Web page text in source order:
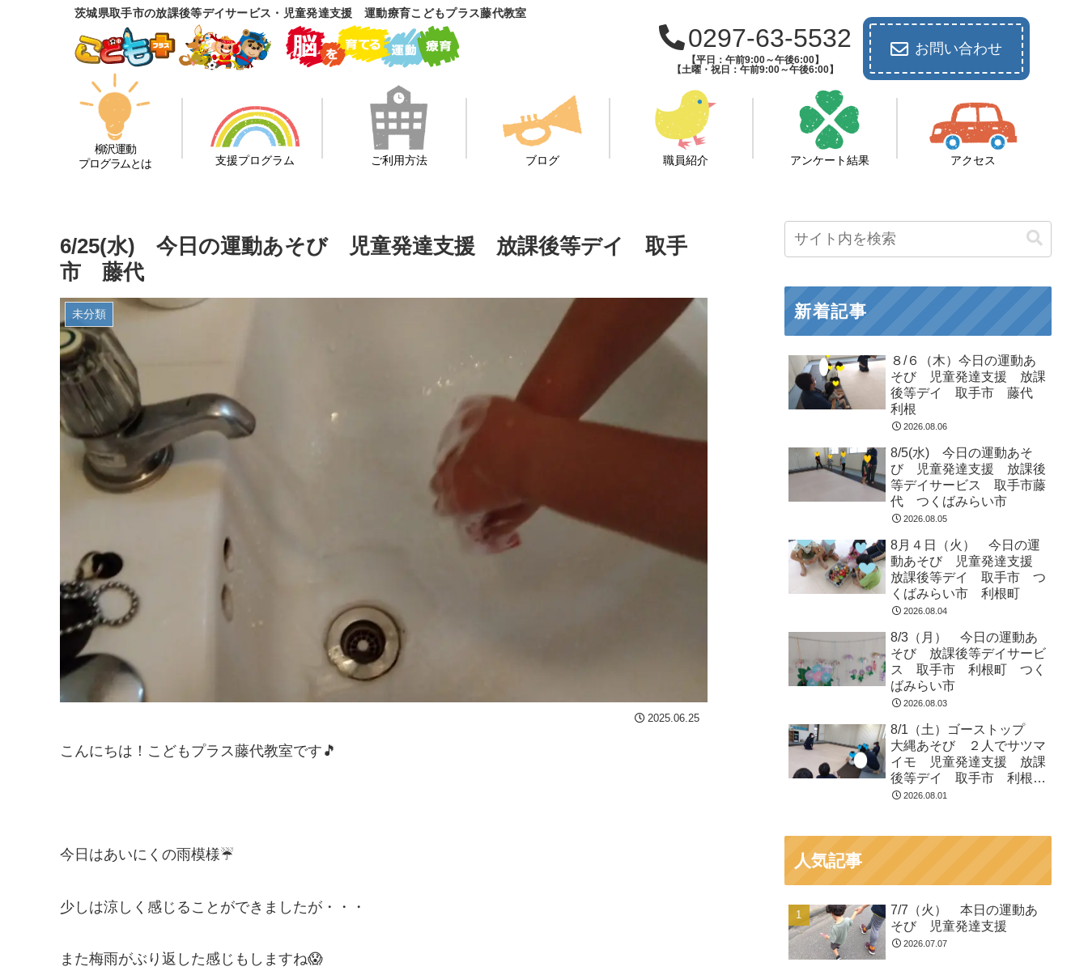
茨城県取手市の放課後等デイサービス・児童発達支援 運動療育こどもプラス藤代教室
0297-63-5532
【平日：午前9:00～午後6:00】
【土曜・祝日：午前9:00～午後6:00】
お問い合わせ
柳沢運動
プログラムとは
支援プログラム ご利用方法 ブログ 職員紹介 アンケート結果 アクセス
6/25(水) 今日の運動あそび 児童発達支援 放課後等デイ 取手
市 藤代
未分類
2025.06.25
こんにちは！こどもプラス藤代教室です🎵
今日はあいにくの雨模様☔
少しは涼しく感じることができましたが・・・
また梅雨がぶり返した感じもしますね😱
新着記事
８/６（木）今日の運動あ
そび 児童発達支援 放課
後等デイ 取手市 藤代
利根
2026.08.06
8/5(水) 今日の運動あそ
び 児童発達支援 放課後
等デイサービス 取手市藤
代 つくばみらい市
2026.08.05
8月４日（火） 今日の運
動あそび 児童発達支援
放課後等デイ 取手市 つ
くばみらい市 利根町
2026.08.04
8/3（月） 今日の運動あ
そび 放課後等デイサービ
ス 取手市 利根町 つく
ばみらい市
2026.08.03
8/1（土）ゴーストップ
大縄あそび ２人でサツマ
イモ 児童発達支援 放課
後等デイ 取手市 利根
町 龍ヶ崎市
2026.08.01
人気記事
7/7（火） 本日の運動あ
そび 児童発達支援
2026.07.07